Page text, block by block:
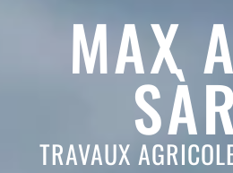
MAX
TRAVAUX